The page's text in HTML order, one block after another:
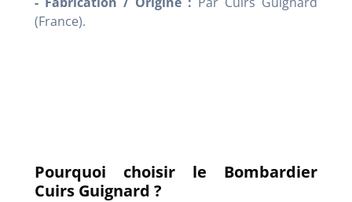
(France).
Pourquoi choisir le Bombardier
Cuirs Guignard ?